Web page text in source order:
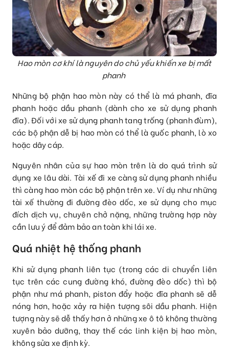
Hao mòn cơ khí là nguyên do chủ yếu khiến xe bị mất
phanh
Những bộ phận hao mòn này có thể là má phanh, đĩa
phanh hoặc dầu phanh (dành cho xe sử dụng phanh
đĩa). Đối với xe sử dụng phanh tang trống (phanh đùm),
các bộ phận dễ bị hao mòn có thể là guốc phanh, lò xo
hoặc dây cáp.
Nguyên nhân của sự hao mòn trên là do quá trình sử
dụng xe lâu dài. Tài xế đi xe càng sử dụng phanh nhiều
thì càng hao mòn các bộ phận trên xe. Ví dụ như những
tài xế thường đi đường đèo dốc, xe sử dụng cho mục
đích dịch vụ, chuyên chở nặng, những trường hợp này
cần lưu ý để đảm bảo an toàn khi lái xe.
Quá nhiệt hệ thống phanh
Khi sử dụng phanh liên tục (trong các di chuyển liên
tục trên các cung đường khó, đường đèo dốc) thì bộ
phận như má phanh, piston đẩy hoặc đĩa phanh sẽ dễ
nóng hơn, hoặc xảy ra hiện tượng sôi dầu phanh. Hiện
tượng này sẽ dễ thấy hơn ở những xe ô tô không thường
xuyên bảo dưỡng, thay thế các linh kiện bị hao mòn,
không sửa xe định kỳ.